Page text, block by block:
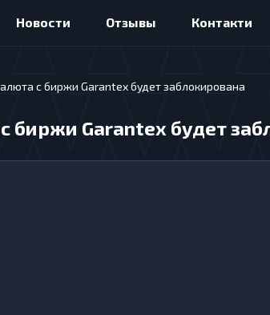
Новости Отзывы Контакти
с биржи Garantex будет заблокирована
биржи Garantex будет